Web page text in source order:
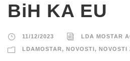
BiH KA EU
11/12/2023 LDA MOSTAR
LDAMOSTAR, NOVOSTI , NOVOSTI